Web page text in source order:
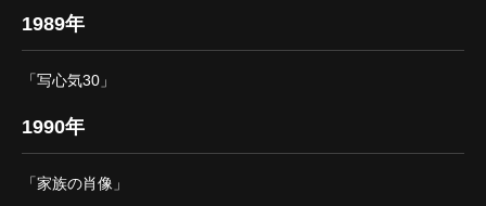
1989年
「写心気30」
1990年
「家族の肖像」